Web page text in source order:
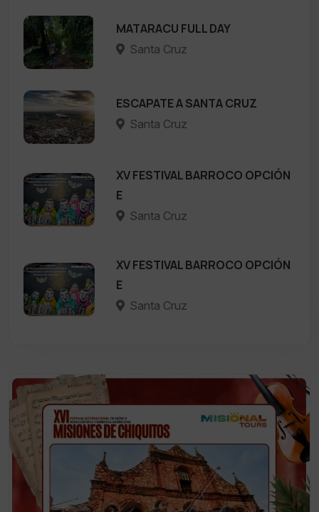
MATARACU FULL DAY
Santa Cruz
ESCAPATE A SANTA CRUZ
Santa Cruz
XV FESTIVAL BARROCO OPCIÓN
E
Santa Cruz
XV FESTIVAL BARROCO OPCIÓN
E
Santa Cruz